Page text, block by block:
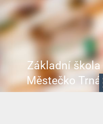
Základní
Městečko